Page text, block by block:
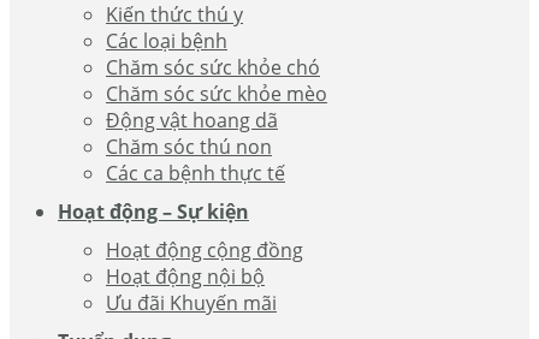
Kiến thức thú y
Các loại bệnh
Chăm sóc sức khỏe chó
Chăm sóc sức khỏe mèo
Động vật hoang dã
Chăm sóc thú non
Các ca bệnh thực tế
Hoạt động – Sự kiện
Hoạt động cộng đồng
Hoạt động nội bộ
Ưu đãi Khuyến mãi